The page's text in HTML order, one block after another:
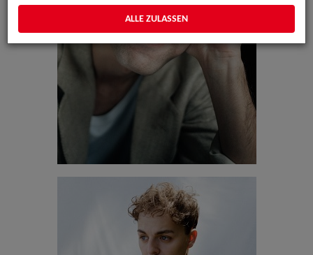
ALLE ZULASSEN